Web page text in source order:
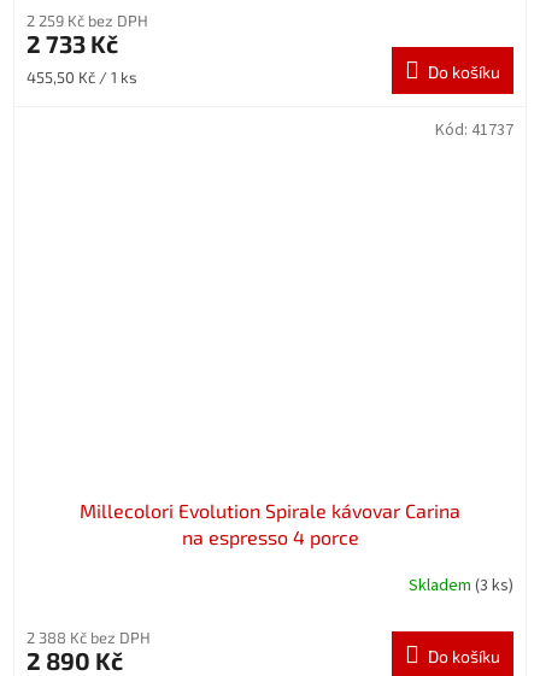
2 259 Kč bez DPH
2 733 Kč
Měrná
455,50 Kč / 1 ks Do košíku
Millecolori Evolution Spirale kávovar Carina
na espresso 4 porce
Skladem (3 ks)
2 388 Kč bez DPH
2 890 Kč Do košíku
Kód: 41737